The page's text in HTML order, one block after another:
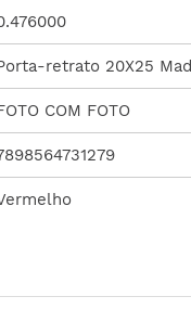
retrato 20X25
COM FOTO